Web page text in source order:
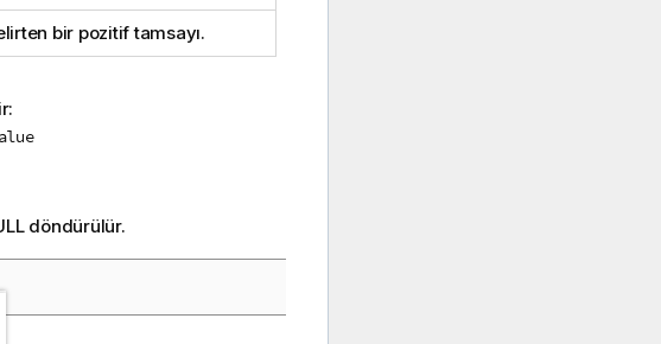
bir pozitif tamsayı.
döndürülür.